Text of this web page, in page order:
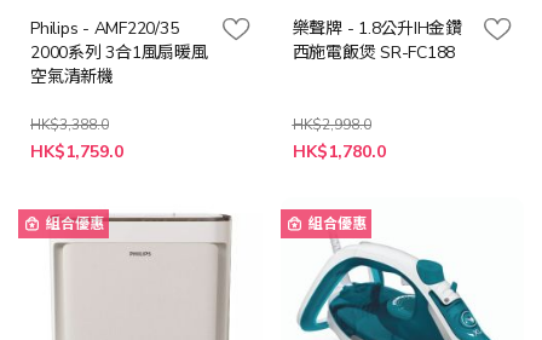
Philips - AMF220/35
2000系列 3合1風扇暖風
空氣清新機
HK$3,388.0
特
殊
HK$1,759.0
樂聲牌 - 1.8公升IH金鑽
西施電飯煲 SR-FC188
HK$2,998.0
特
殊
HK$1,780.0
組合優惠 組合優惠